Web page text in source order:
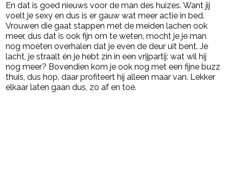
En dat is goed nieuws voor de man des huizes. Want jij
voelt je sexy en dus is er gauw wat meer actie in bed.
Vrouwen die gaat stappen met de meiden lachen ook
meer, dus dat is ook fijn om te weten, mocht je je man
nog moeten overhalen dat je even de deur uit bent. Je
lacht, je straalt én je hebt zin in een vrijpartij: wat wil hij
nog meer? Bovendien kom je ook nog met een fijne buzz
thuis, dus hop, daar profiteert hij alleen maar van. Lekker
elkaar laten gaan dus, zo af en toe.